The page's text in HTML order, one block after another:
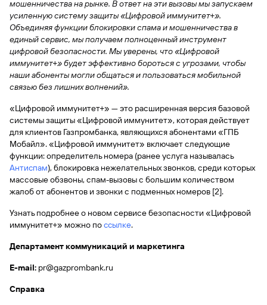
специальные
предложения
Газпром
Бонус
«Плюс»
для
держателей
карт
Дополнительная
карта-стикер
Банки-
партнеры
Pay
Федеральный
закон №115-
полезно
Часто
задаваемые
вопросы
Калькулятор
Быстрый
поиск
по
сайту
Вклады
Отчет о
кредитной
истории
Кредитный
помощник
Быстрый
поиск
по
сайту
Вклады
Открыть
брокерский
счет
Брокерское
обслуживание
Инвестиционные
продукты
доверительного
управления
Налоговый
вычет
Быстрый
поиск
сайту
Вклады
Отчет о
кредитной
истории
Станьте
партнером
Быстрый
поиск
по
сайту
Вклады
Кредитный
рейтинг
Отчет о
кредитной
истории
Станьте
партнером
Партнерам
Информация
для
партнеров
Быстрый
поиск
сайту
Gazprom
Pay
Интернет-
банк
Мобильное
приложение
GPB-
i-
Trade
GorodPay
Открыть
счет
Брокер-
клиент
Отделения
банка
Банкоматы
инкассация
с Moniron
Онлайн-
касса 3 в 1 с
эквайрингом
быть
полезно
115-ФЗ
для
малого
бизнеса
для
среднего
Офисы
обслуживания
юридических
сервисы
«Копии
документов»
и «Справки»
Быстрый
поиск
сайту
Вклады
Курсы
таможенных
платежей
Быстрый
поиск
по
сайту
Вклады
по
сайту
Вклады
сайту
Вклады
мошенничества на рынке. В ответ на эти вызовы мы запускаем
усиленную систему защиты «Цифровой иммунитет+».
Объединяя функции блокировки спама и мошенничества в
единый сервис, мы получаем полноценный инструмент
цифровой безопасности. Мы уверены, что «Цифровой
иммунитет+» будет эффективно бороться с угрозами, чтобы
наши абоненты могли общаться и пользоваться мобильной
связью без лишних волнений».
«Цифровой иммунитет+» — это расширенная версия базовой
системы защиты «Цифровой иммунитет», которая действует
для клиентов Газпромбанка, являющихся абонентами «ГПБ
Мобайл». «Цифровой иммунитет» включает следующие
функции: определитель номера (ранее услуга называлась
Антиспам), блокировка нежелательных звонков, среди которых
массовые обзвоны, спам-вызовы с большим количеством
жалоб от абонентов и звонки с подменных номеров [2].
Узнать подробнее о новом сервисе безопасности «Цифровой
иммунитет+» можно поссылке.
Департамент коммуникаций и маркетинга
E-mail: pr@gazprombank.ru
Справка